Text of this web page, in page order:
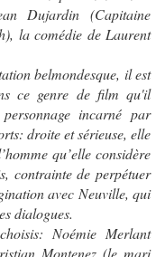
Dujardin (Capitaine
la comédie de Laurent
belmondesque, il est
ce genre de film qu'il
incarné par
droite et sérieuse, elle
qu’elle considère
contrainte de perpétuer
avec Neuville, qui
dialogues.
Noémie Merlant
Montenez (le mari